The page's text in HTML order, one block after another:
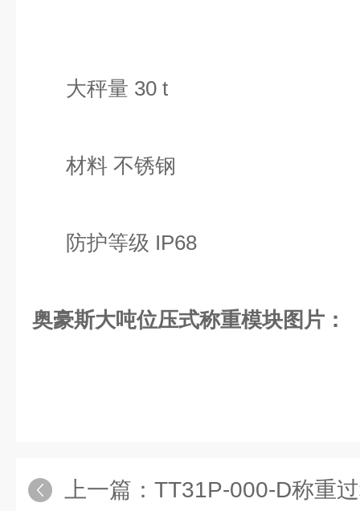
大秤量 30 t
材料 不锈钢
防护等级 IP68
奥豪斯大吨位压式称重模块图片：
上一篇： TT31P-000-D称重